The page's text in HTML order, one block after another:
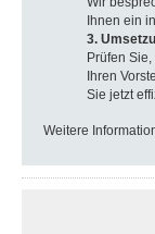
Ihnen ein
3.
Prüfen
Ihren
Sie jetzt
Weitere